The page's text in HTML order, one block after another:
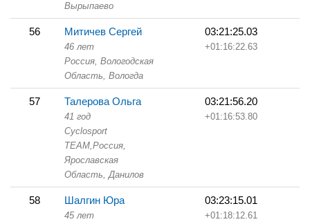
Вырыпаево
56 Митичев Сергей
46 лет
Россия, Вологодская
Область, Вологда
03:21:25.03
+01:16:22.63
57 Талерова Ольга
41 год
Cyclosport
TEAM,Россия,
Ярославская
Область, Данилов
03:21:56.20
+01:16:53.80
58 Шалгин Юра
45 лет
03:23:15.01
+01:18:12.61